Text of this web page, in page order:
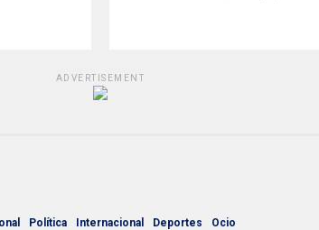
ADVERTISEMENT
Política Internacional Deportes
Ocio